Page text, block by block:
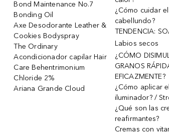
Bond Maintenance No.7
Bonding Oil
Axe Desodorante Leather &
Cookies Bodyspray
The Ordinary
Acondicionador capilar Hair
Care Behentrimonium
Chloride 2%
Ariana Grande Cloud
¿Cómo cuidar
cabellundo?
TENDENCIA:
Labios secos
¿CÓMO
GRANOS
EFICAZMENTE?
¿Cómo aplicar el
iluminador? /
¿Qué son las
reafirmantes?
Cremas con